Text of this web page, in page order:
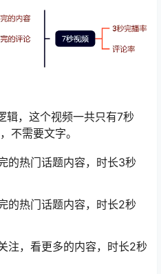
辑，这个视频一共只有7秒
不需要文字。
的热门话题内容，时长3秒
的热门话题内容，时长2秒
注，看更多的内容，时长2秒